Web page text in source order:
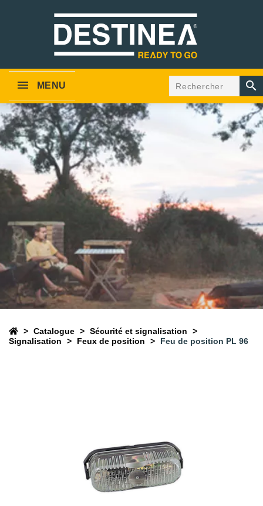
MENU 
Catalogue
Sécurité et signalisation
Signalisation
Feux de position Feu de position PL 96